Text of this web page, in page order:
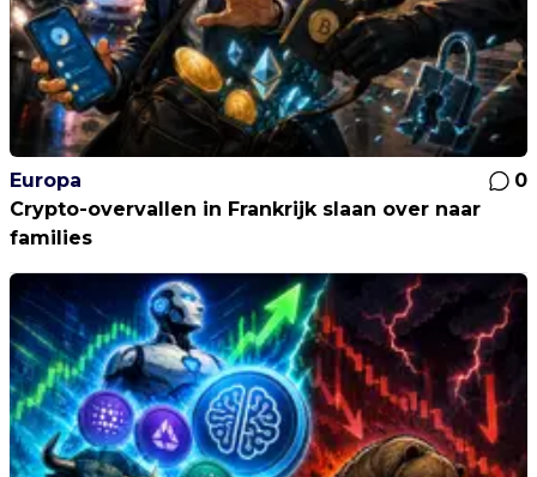
Europa
0
Crypto-overvallen in Frankrijk slaan over naar
families